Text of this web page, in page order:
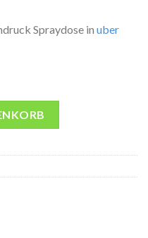
Spraydose in uber